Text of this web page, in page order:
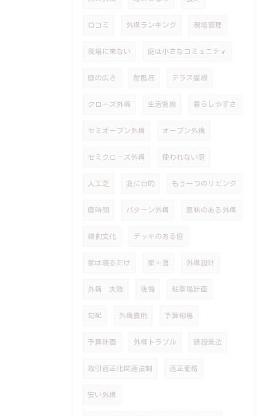
口コミ 外構ランキング 現場管理
現場に来ない 庭は小さなコミュニティ
庭の広さ 耐風圧 テラス屋根
クローズ外構 生活動線 暮らしやすさ
セミオープン外構 オープン外構
セミクローズ外構 使われない庭
人工芝 庭に目的 もう一つのリビング
庭時間 パターン外構 意味のある外構
縁側文化 デッキのある庭
家は寝るだけ 家＋庭 外構設計
外構 失敗 後悔 駐車場計画
勾配 外構費用 予算相場
予算計画 外構トラブル 建設業法
取引適正化関連法制 適正価格
安い外構